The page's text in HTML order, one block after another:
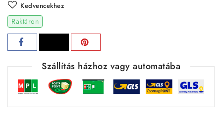
Kedvencekhez
Raktáron
Szállítás házhoz vagy automatába